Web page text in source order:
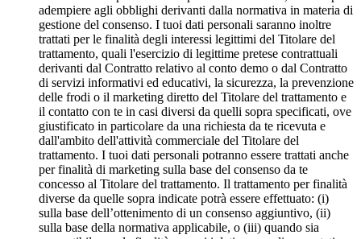
adempiere agli obblighi derivanti dalla normativa in materia di
gestione del consenso. I tuoi dati personali saranno inoltre
trattati per le finalità degli interessi legittimi del Titolare del
trattamento, quali l'esercizio di legittime pretese contrattuali
derivanti dal Contratto relativo al conto demo o dal Contratto
di servizi informativi ed educativi, la sicurezza, la prevenzione
delle frodi o il marketing diretto del Titolare del trattamento e
il contatto con te in casi diversi da quelli sopra specificati, ove
giustificato in particolare da una richiesta da te ricevuta e
dall'ambito dell'attività commerciale del Titolare del
trattamento. I tuoi dati personali potranno essere trattati anche
per finalità di marketing sulla base del consenso da te
concesso al Titolare del trattamento. Il trattamento per finalità
diverse da quelle sopra indicate potrà essere effettuato: (i)
sulla base dell’ottenimento di un consenso aggiuntivo, (ii)
sulla base della normativa applicabile, o (iii) quando sia